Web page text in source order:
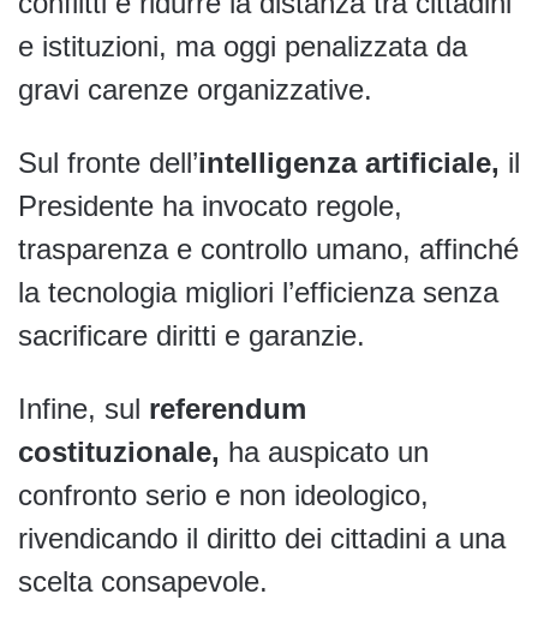
e istituzioni, ma oggi penalizzata da
gravi carenze organizzative.
Sul fronte dell’intelligenza artificiale, il
Presidente ha invocato regole,
trasparenza e controllo umano, affinché
la tecnologia migliori l’efficienza senza
sacrificare diritti e garanzie.
Infine, sul referendum
costituzionale, ha auspicato un
confronto serio e non ideologico,
rivendicando il diritto dei cittadini a una
scelta consapevole.